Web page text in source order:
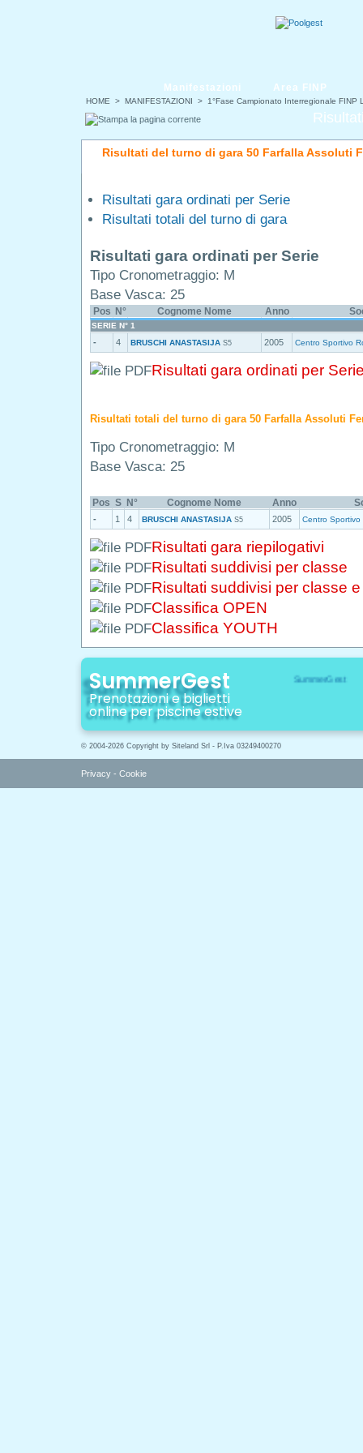
HOME > MANIFESTAZIONI > 1°Fase Campionato Interregionale FINP
Manifestazioni Area FINP
Risultati del turno di gara 50 Farfalla Assoluti
Risultati gara ordinati per Serie
Risultati totali del turno di gara
Risultati gara ordinati per Serie
Tipo Cronometraggio: M
Base Vasca: 25
Pos N° Cognome Nome Anno
SERIE N° 1
- 4 BRUSCHI ANASTASIJA S5 2005 Centro Sportivo
Risultati gara ordinati per
Risultati totali del turno di gara 50 Farfalla Assoluti
Tipo Cronometraggio: M
Base Vasca: 25
Pos S N° Cognome Nome Anno
- 1 4 BRUSCHI ANASTASIJA S5 2005 Centro Sportivo
Risultati gara riepilogativi
Risultati suddivisi per classe
Risultati suddivisi per classe
Classifica OPEN
Classifica YOUTH
SummerGest
Prenotazioni e biglietti
online per piscine estive
© 2004-2026 Copyright by Siteland Srl - P.Iva 03249400270
Privacy - Cookie